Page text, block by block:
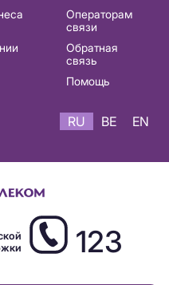
Операторам
связи
Обратная
связь
Помощь
RU BE EN
123